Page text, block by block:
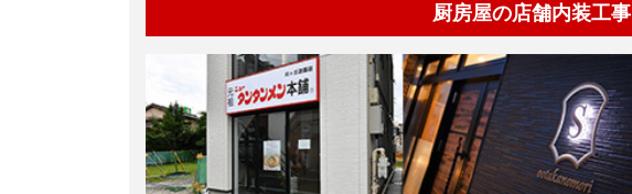
厨房屋の店舗内装工事